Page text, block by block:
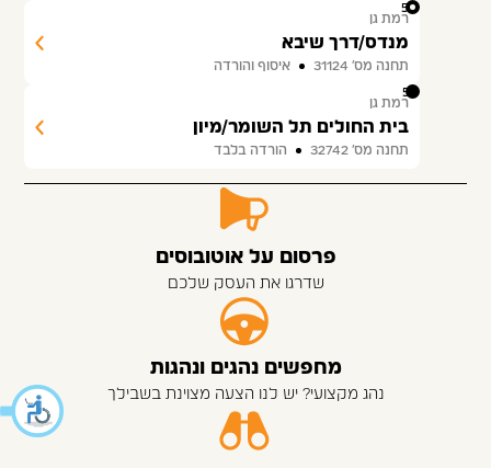
50
רמת גן
מנדס/דרך שיבא
תחנה מס׳ 31124 איסוף והורדה
51
רמת גן
בית החולים תל השומר/מיון
תחנה מס׳ 32742 הורדה בלבד
פרסום על אוטובוסים
שדרגו את העסק שלכם
מחפשים נהגים ונהגות
נהג מקצועי? יש לנו הצעה מצוינת בשבילך